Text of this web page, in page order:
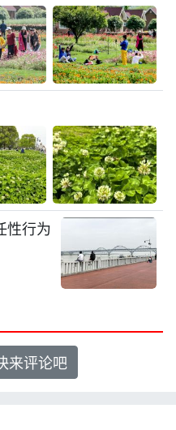
性行为
来评论吧